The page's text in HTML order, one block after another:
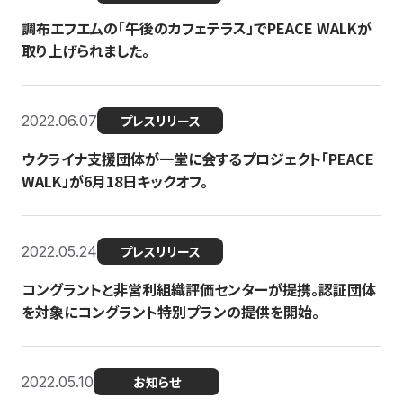
調布エフエムの「午後のカフェテラス」でPEACE WALKが
取り上げられました。
2022.06.07 プレスリリース
ウクライナ支援団体が一堂に会するプロジェクト「PEACE
WALK」が6月18日キックオフ。
2022.05.24 プレスリリース
コングラントと非営利組織評価センターが提携。認証団体
を対象にコングラント特別プランの提供を開始。
2022.05.10 お知らせ